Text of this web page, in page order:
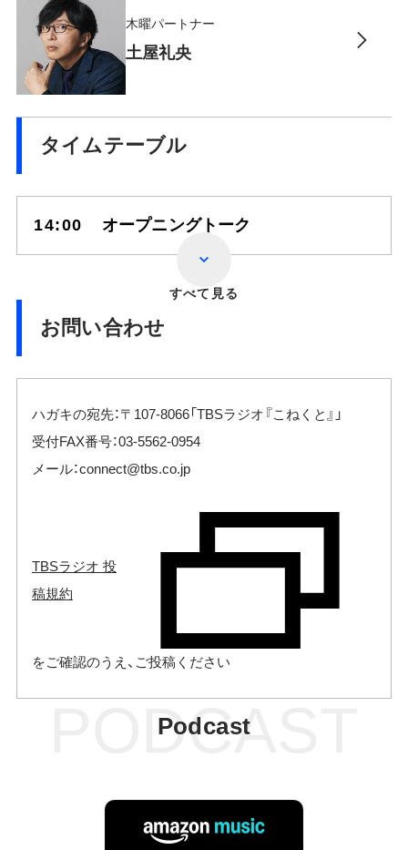
木曜パートナー
土屋礼央
タイムテーブル
14:00 オープニングトーク
すべて見る
お問い合わせ
ハガキの宛先：〒107-8066「TBSラジオ『こねくと』」
受付FAX番号：03-5562-0954
メール：connect@tbs.co.jp
TBSラジオ 投
稿規約
をご確認のうえ、ご投稿ください
Podcast
PODCAST